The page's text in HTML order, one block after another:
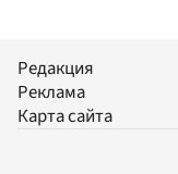
Редакция
Реклама
Карта сайта